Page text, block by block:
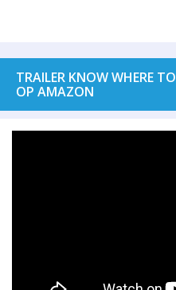
TRAILER KNOW WHERE
OP AMAZON